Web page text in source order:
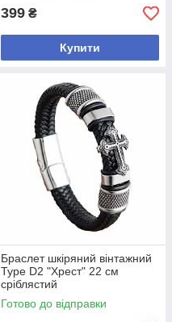
399 ₴
Купити
Браслет шкіряний вінтажний
Type D2 "Хрест" 22 см
сріблястий
Готово до відправки